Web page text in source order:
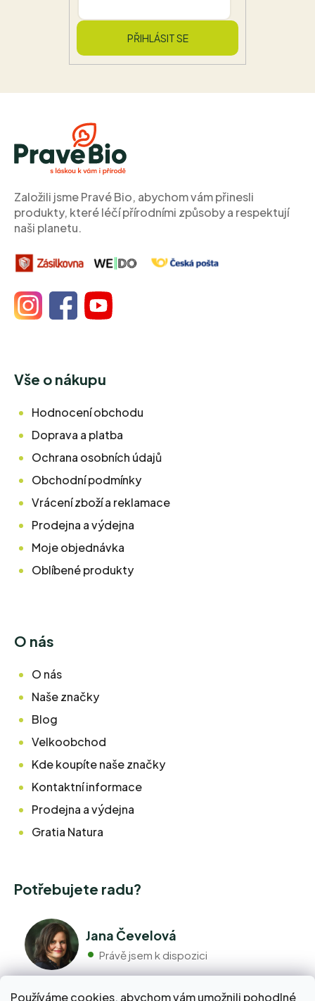
Používáme cookies, abychom vám umožnili pohodlné
PŘIHLÁSIT SE
Založili jsme Pravé Bio, abychom vám přinesli
produkty, které léčí přírodními způsoby a respektují
naši planetu.
Vše o nákupu
Hodnocení obchodu
Doprava a platba
Ochrana osobních údajů
Obchodní podmínky
Vrácení zboží a reklamace
Prodejna a výdejna
Moje objednávka
Oblíbené produkty
O nás
O nás
Naše značky
Blog
Velkoobchod
Kde koupíte naše značky
Kontaktní informace
Prodejna a výdejna
Gratia Natura
Potřebujete radu?
Jana Čevelová
Právě jsem k dispozici